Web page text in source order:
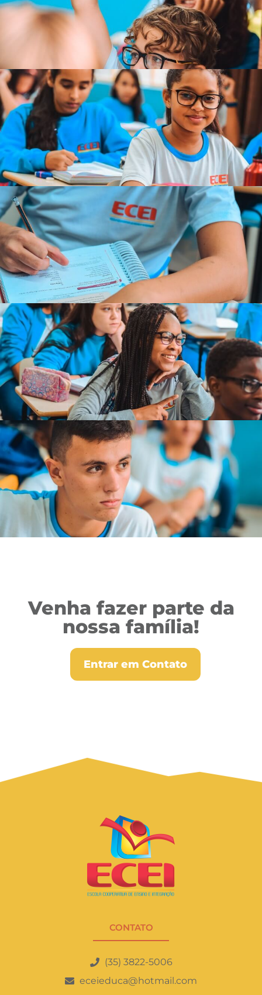
Venha fazer parte da
nossa família!
Entrar em Contato
CONTATO
(35) 3822-5006
eceieduca@hotmail.com